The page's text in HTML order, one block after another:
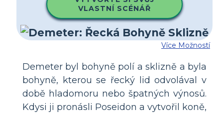
VLASTNÍ SCÉNÁŘ
Více Možností
Demeter byl bohyně polí a sklizně a byla
bohyně, kterou se řecký lid odvolával v
době hladomoru nebo špatných výnosů.
Kdysi ji pronásli Poseidon a vytvořil koně,